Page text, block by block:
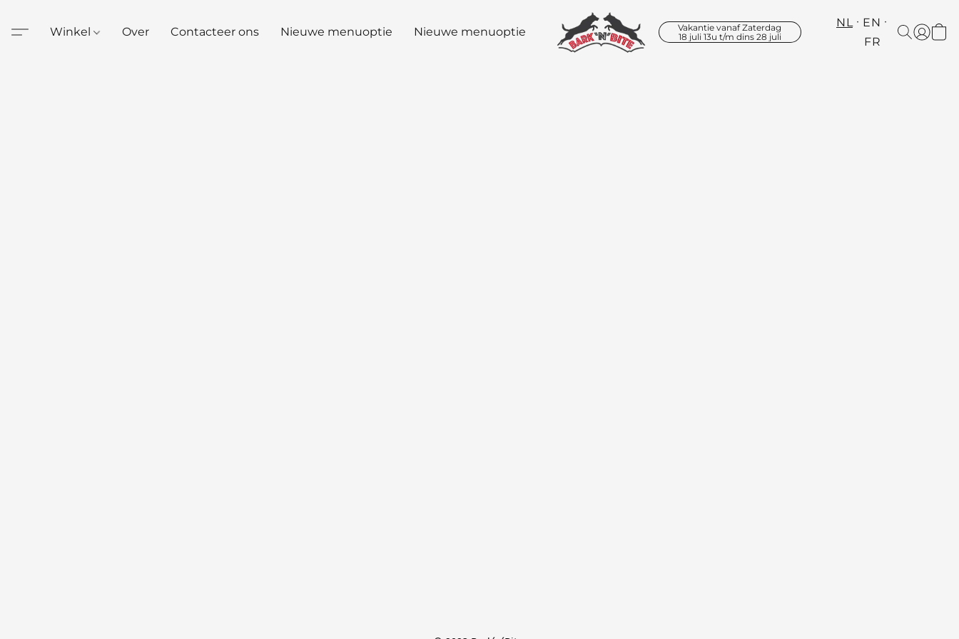
Winkel Over Contacteer ons Nieuwe menuoptie Nieuwe menuoptie
Vakantie vanaf Zaterdag
18 juli 13u t/m dins 28 juli
NL
EN
FR